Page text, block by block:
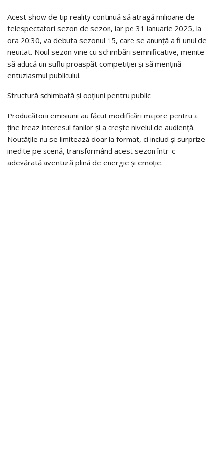
Acest show de tip reality continuă să atragă milioane de
telespectatori sezon de sezon, iar pe 31 ianuarie 2025, la
ora 20:30, va debuta sezonul 15, care se anunță a fi unul de
neuitat. Noul sezon vine cu schimbări semnificative, menite
să aducă un suflu proaspăt competiției și să mențină
entuziasmul publicului.
Structură schimbată și opțiuni pentru public
Producătorii emisiunii au făcut modificări majore pentru a
ține treaz interesul fanilor și a crește nivelul de audiență.
Noutățile nu se limitează doar la format, ci includ și surprize
inedite pe scenă, transformând acest sezon într-o
adevărată aventură plină de energie și emoție.